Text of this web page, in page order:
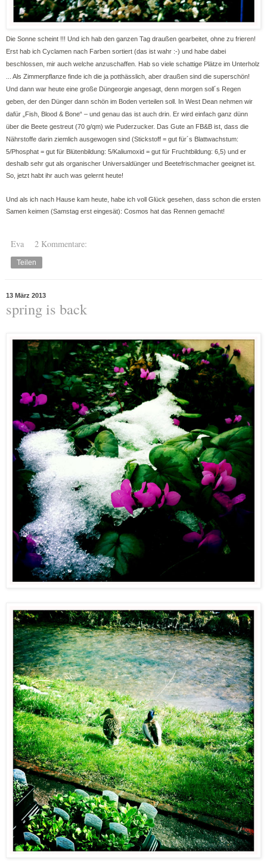
Die Sonne scheint !!! Und ich hab den ganzen Tag draußen gearbeitet, ohne zu frieren!
Erst hab ich Cyclamen nach Farben sortiert (das ist wahr :-) und habe dabei
beschlossen, mir auch welche anzuschaffen. Hab so viele schattige Plätze im Unterholz
... Als Zimmerpflanze finde ich die ja potthässlich, aber draußen sind die superschön!
Und dann war heute eine große Düngeorgie angesagt, denn morgen soll´s Regen
geben, der den Dünger dann schön im Boden verteilen soll. In West Dean nehmen wir
dafür „Fish, Blood & Bone“ – und genau das ist auch drin. Er wird einfach ganz dünn
über die Beete gestreut (70 g/qm) wie Puderzucker. Das Gute an FB&B ist, dass die
Nährstoffe darin ziemlich ausgewogen sind (Stickstoff = gut für´s Blattwachstum:
5/Phosphat = gut für Blütenbildung: 5/Kaliumoxid = gut für Fruchtbildung: 6,5) und er
deshalb sehr gut als organischer Universaldünger und Beetefrischmacher geeignet ist.
So, jetzt habt ihr auch was gelernt heute!
Und als ich nach Hause kam heute, habe ich voll Glück gesehen, dass schon die ersten
Samen keimen (Samstag erst eingesät): Cosmos hat das Rennen gemacht!
Eva 2 Kommentare:
Teilen
13 März 2013
spring is back